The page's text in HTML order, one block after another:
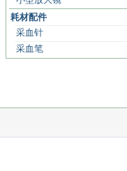
耗材配件
采血针
采血笔